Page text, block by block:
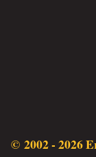
© 2002 - 2026